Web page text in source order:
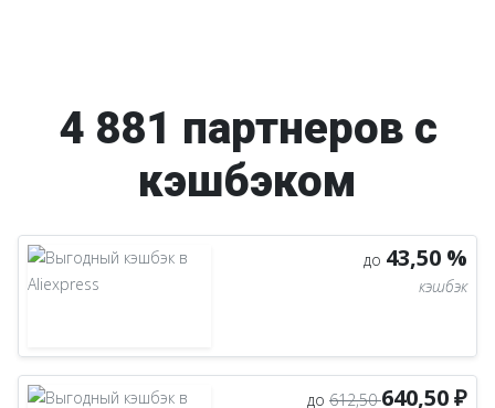
4 881 партнеров с
кэшбэком
до 43,50 %
кэшбэк
до 612,50640,50 ₽